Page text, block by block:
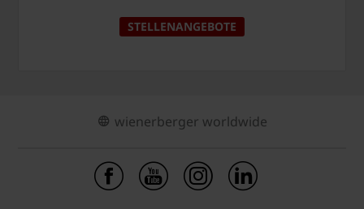
STELLENANGEBOTE
wienerberger worldwide